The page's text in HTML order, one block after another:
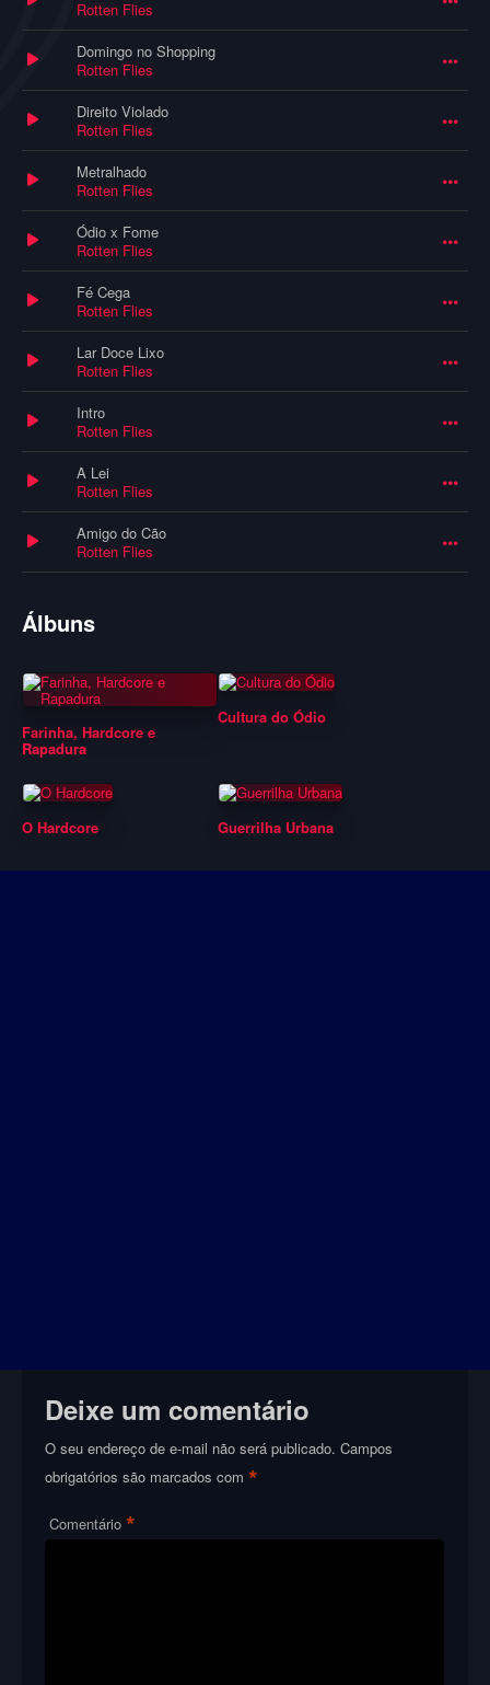
Rotten Flies
Domingo no Shopping
Rotten Flies
Direito Violado
Rotten Flies
Metralhado
Rotten Flies
Ódio x Fome
Rotten Flies
Fé Cega
Rotten Flies
Lar Doce Lixo
Rotten Flies
Intro
Rotten Flies
A Lei
Rotten Flies
Amigo do Cão
Rotten Flies
Álbuns
Farinha, Hardcore e
Rapadura
Cultura do Ódio
O Hardcore Guerrilha Urbana
Deixe um comentário
O seu endereço de e-mail não será publicado. Campos
obrigatórios são marcados com*
Comentário *